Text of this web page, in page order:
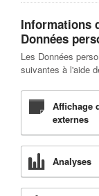
Informations
Données
Les Données
suivantes à l'aide
Affichage
externes
Analyses